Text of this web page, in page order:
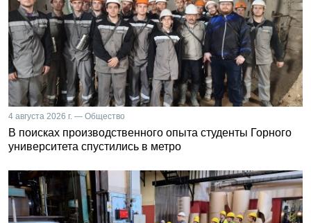
4 августа 2026 г. — Общество
В поисках производственного опыта студенты Горного
университета спустились в метро